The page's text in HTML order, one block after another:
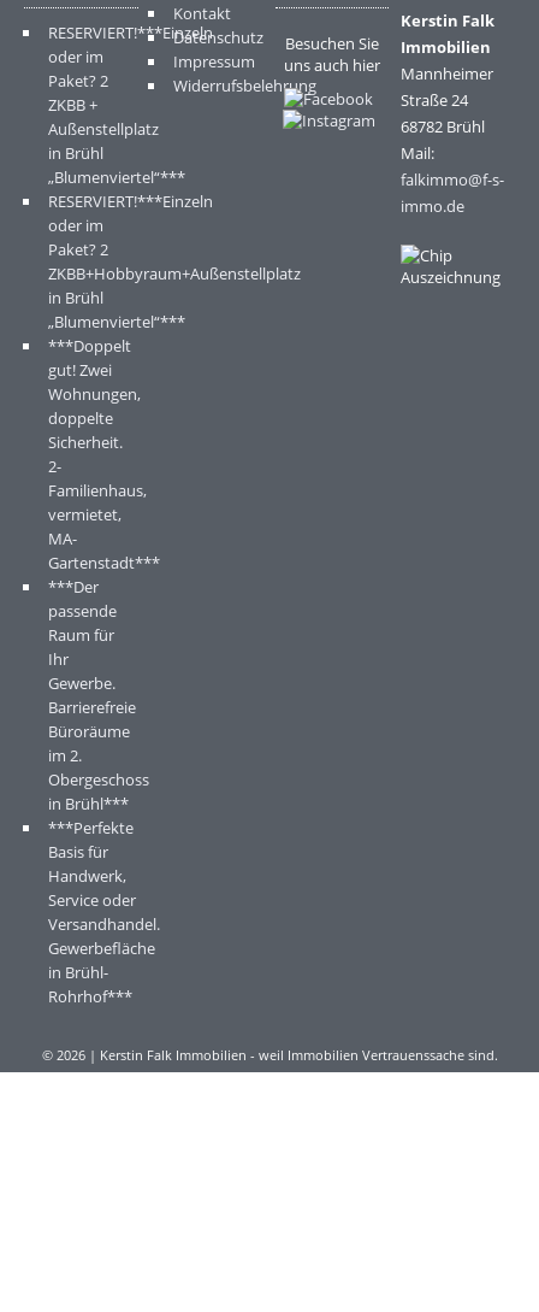
RESERVIERT!***Einzeln
oder im
Paket? 2
ZKBB +
Außenstellplatz
in Brühl
„Blumenviertel“***
RESERVIERT!***Einzeln
oder im
Paket? 2
ZKBB+Hobbyraum+Außenstellplatz
in Brühl
„Blumenviertel“***
***Doppelt
gut! Zwei
Wohnungen,
doppelte
Sicherheit.
2-
Familienhaus,
vermietet,
MA-
Gartenstadt***
***Der
passende
Raum für
Ihr
Gewerbe.
Barrierefreie
Büroräume
im 2.
Obergeschoss
in Brühl***
***Perfekte
Basis für
Handwerk,
Service oder
Versandhandel.
Gewerbefläche
in Brühl-
Rohrhof***
Kontakt
Datenschutz
Impressum
Widerrufsbelehrung
Besuchen Sie
uns auch hier
Kerstin Falk
Immobilien
Mannheimer
Straße 24
68782 Brühl
Mail:
falkimmo@f-s-
immo.de
© 2026 | Kerstin Falk Immobilien - weil Immobilien Vertrauenssache sind.